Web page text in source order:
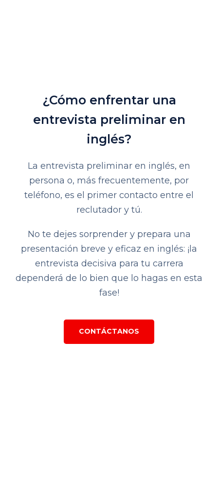
¿Cómo enfrentar una
entrevista preliminar en
inglés?
La entrevista preliminar en inglés, en
persona o, más frecuentemente, por
teléfono, es el primer contacto entre el
reclutador y tú.
No te dejes sorprender y prepara una
presentación breve y eficaz en inglés: ¡la
entrevista decisiva para tu carrera
dependerá de lo bien que lo hagas en esta
fase!
CONTÁCTANOS